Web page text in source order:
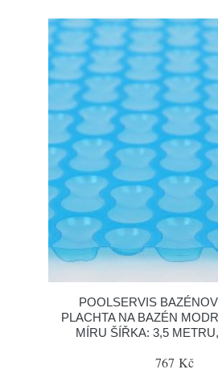
POOLSERVIS
PLACHTA NA BAZÉN
MÍRU ŠÍŘKA: 3,5
767 Kč